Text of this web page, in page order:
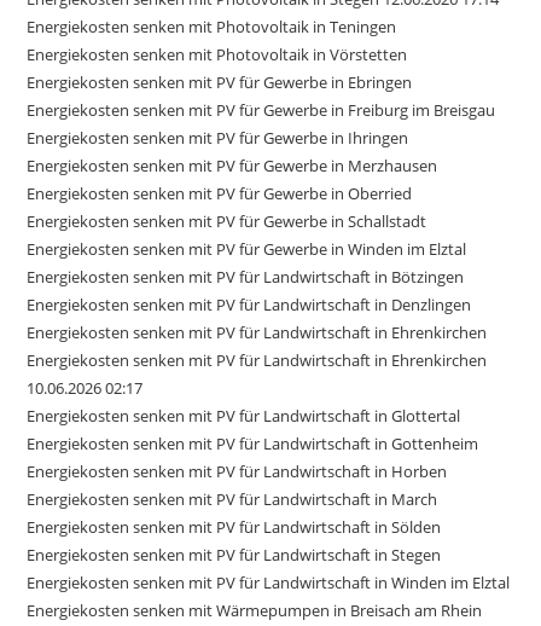
Energiekosten senken mit Photovoltaik in Teningen
Energiekosten senken mit Photovoltaik in Vörstetten
Energiekosten senken mit PV für Gewerbe in Ebringen
Energiekosten senken mit PV für Gewerbe in Freiburg im Breisgau
Energiekosten senken mit PV für Gewerbe in Ihringen
Energiekosten senken mit PV für Gewerbe in Merzhausen
Energiekosten senken mit PV für Gewerbe in Oberried
Energiekosten senken mit PV für Gewerbe in Schallstadt
Energiekosten senken mit PV für Gewerbe in Winden im Elztal
Energiekosten senken mit PV für Landwirtschaft in Bötzingen
Energiekosten senken mit PV für Landwirtschaft in Denzlingen
Energiekosten senken mit PV für Landwirtschaft in Ehrenkirchen
Energiekosten senken mit PV für Landwirtschaft in Ehrenkirchen
10.06.2026 02:17
Energiekosten senken mit PV für Landwirtschaft in Glottertal
Energiekosten senken mit PV für Landwirtschaft in Gottenheim
Energiekosten senken mit PV für Landwirtschaft in Horben
Energiekosten senken mit PV für Landwirtschaft in March
Energiekosten senken mit PV für Landwirtschaft in Sölden
Energiekosten senken mit PV für Landwirtschaft in Stegen
Energiekosten senken mit PV für Landwirtschaft in Winden im Elztal
Energiekosten senken mit Wärmepumpen in Breisach am Rhein